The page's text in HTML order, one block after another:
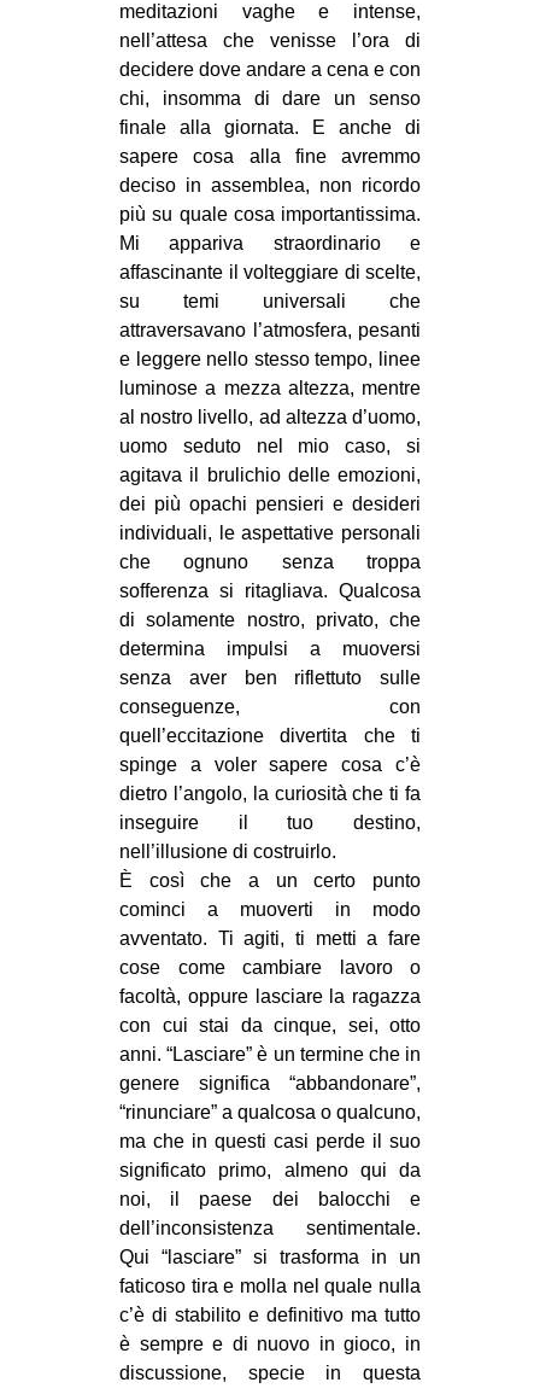
meditazioni vaghe e intense,
nell’attesa che venisse l’ora di
decidere dove andare a cena e con
chi, insomma di dare un senso
finale alla giornata. E anche di
sapere cosa alla fine avremmo
deciso in assemblea, non ricordo
più su quale cosa importantissima.
Mi appariva straordinario e
affascinante il volteggiare di scelte,
su temi universali che
attraversavano l’atmosfera, pesanti
e leggere nello stesso tempo, linee
luminose a mezza altezza, mentre
al nostro livello, ad altezza d’uomo,
uomo seduto nel mio caso, si
agitava il brulichio delle emozioni,
dei più opachi pensieri e desideri
individuali, le aspettative personali
che ognuno senza troppa
sofferenza si ritagliava. Qualcosa
di solamente nostro, privato, che
determina impulsi a muoversi
senza aver ben riflettuto sulle
conseguenze, con
quell’eccitazione divertita che ti
spinge a voler sapere cosa c’è
dietro l’angolo, la curiosità che ti fa
inseguire il tuo destino,
nell’illusione di costruirlo.
È così che a un certo punto
cominci a muoverti in modo
avventato. Ti agiti, ti metti a fare
cose come cambiare lavoro o
facoltà, oppure lasciare la ragazza
con cui stai da cinque, sei, otto
anni. “Lasciare” è un termine che in
genere significa “abbandonare”,
“rinunciare” a qualcosa o qualcuno,
ma che in questi casi perde il suo
significato primo, almeno qui da
noi, il paese dei balocchi e
dell’inconsistenza sentimentale.
Qui “lasciare” si trasforma in un
faticoso tira e molla nel quale nulla
c’è di stabilito e definitivo ma tutto
è sempre e di nuovo in gioco, in
discussione, specie in questa